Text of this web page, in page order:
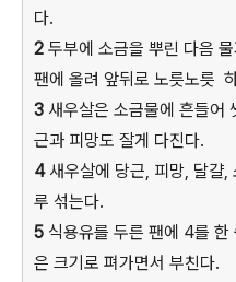
다.
2 두부에 소금을 뿌린 다음
팬에 올려 앞뒤로 노릇노릇
3 새우살은 소금물에 흔들어
근과 피망도 잘게 다진다.
4새우살에 당근, 피망, 달걀,
루 섞는다.
5 식용유를 두른 팬에 4를
은 크기로 펴가면서 부친다.